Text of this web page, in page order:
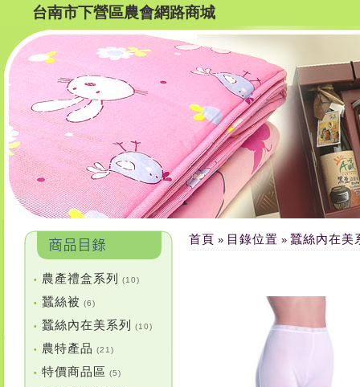
台南市下營區農會網路商城
• 農產禮盒系列 (10)
• 蠶絲被 (6)
• 蠶絲內在美系列 (10)
• 農特產品 (21)
• 特價商品區 (5)
首頁 » 目錄位置 » 蠶絲內在美